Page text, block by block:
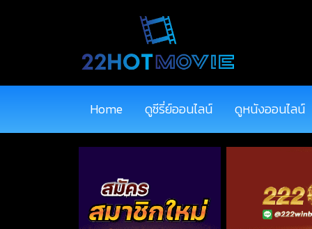
Home ดูซีรี่ย์ออนไลน์ ดูหนังออนไลน์